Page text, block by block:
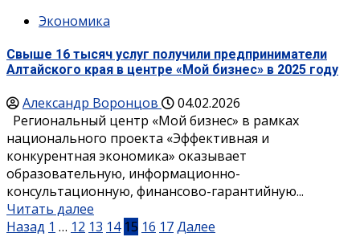
Экономика
Свыше 16 тысяч услуг получили предприниматели
Алтайского края в центре «Мой бизнес» в 2025 году
Александр Воронцов
04.02.2026
Региональный центр «Мой бизнес» в рамках
национального проекта «Эффективная и
конкурентная экономика» оказывает
образовательную, информационно-
консультационную, финансово-гарантийную...
Читать далее
Назад 1 … 12 13 14 15 16 17Далее